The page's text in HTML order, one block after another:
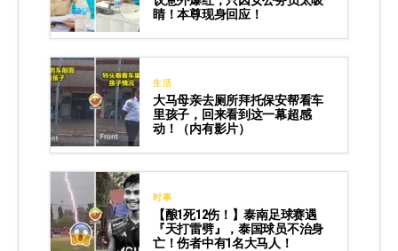
睛！本尊现身回应！
生活
大马母亲去厕所拜托保安帮看车
里孩子，回来看到这一幕超感
动！（内有影片）
时事
【酿1死12伤！】泰南足球赛遇
『天打雷劈』，泰国球员不治身
亡！伤者中有1名大马人！